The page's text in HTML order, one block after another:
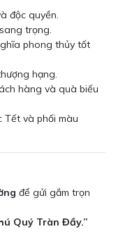
độc quyền.
trọng.
phong thủy tốt
hạng.
hàng và quà biếu
Tết và phối màu
để gửi gắm trọn
Quý Tràn Đầy.”